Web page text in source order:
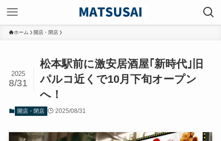
ホーム 開店・閉店
松本駅前に激安居酒屋｢新時代｣旧
パルコ近くで10月下旬オープン
へ！
2025
8/31
開店・閉店 2025/08/31